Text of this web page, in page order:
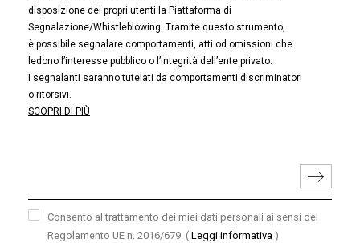
disposizione dei propri utenti la Piattaforma di
Segnalazione/Whistleblowing. Tramite questo strumento,
è possibile segnalare comportamenti, atti od omissioni che
ledono l’interesse pubblico o l’integrità dell’ente privato.
I segnalanti saranno tutelati da comportamenti discriminatori
o ritorsivi.
SCOPRI DI PIÙ
Consento al trattamento dei miei dati personali ai sensi del
Regolamento UE n. 2016/679. ( Leggi informativa )